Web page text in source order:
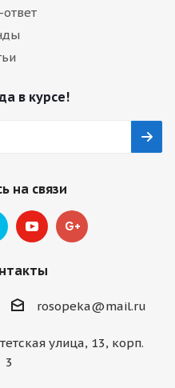
в курсе!
на связи
rosopeka@mail.ru
улица, 13, корп.
3